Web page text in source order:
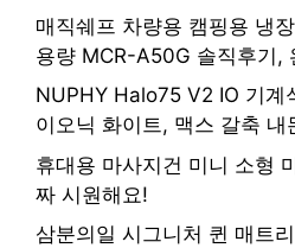
매직쉐프 차량용 캠핑용 냉
용량 MCR-A50G 솔직후기,
NUPHY Halo75 V2 IO 기계
이오닉 화이트, 맥스 갈축 내
휴대용 마사지건 미니 소형
짜 시원해요!
삼분의일 시그니처 퀸 매트